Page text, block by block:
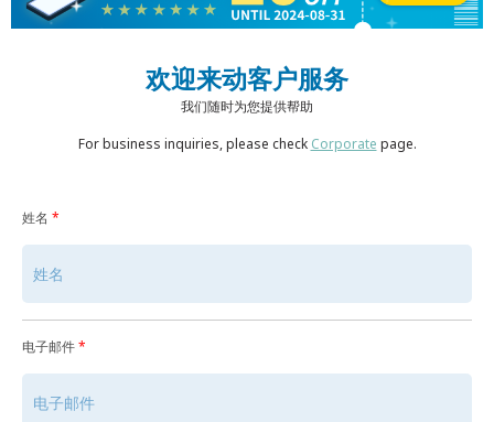
欢迎来动客户服务
我们随时为您提供帮助
For business inquiries, please check Corporate page.
姓名 *
电子邮件*